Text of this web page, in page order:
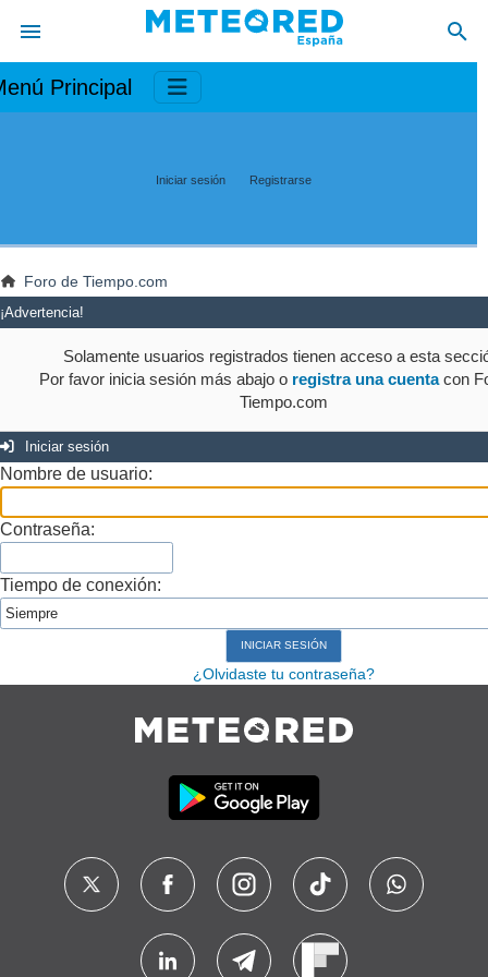
Principal
Iniciar sesión Registrarse
Foro de Tiempo.com
¡Advertencia!
Solamente usuarios registrados tienen acceso a esta
Por favor inicia sesión más abajo o registra una cuentacon
Tiempo.com
Iniciar sesión
Nombre de usuario:
Contraseña:
Tiempo de conexión:
¿Olvidaste tu contraseña?